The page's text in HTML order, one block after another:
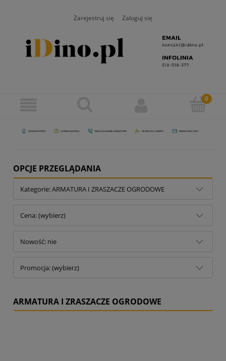
Zarejestruj się Zaloguj się
OPCJE PRZEGLĄDANIA
Kategorie: ARMATURA I ZRASZACZE OGRODOWE
Cena: (wybierz)
Nowość: nie
Promocja: (wybierz)
ARMATURA I ZRASZACZE OGRODOWE